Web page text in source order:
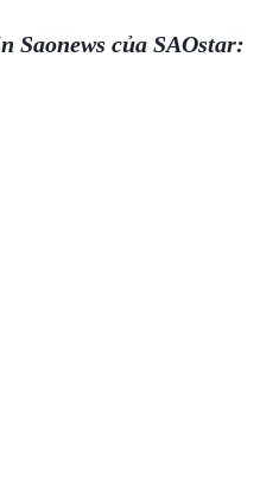
Saonews của SAOstar: